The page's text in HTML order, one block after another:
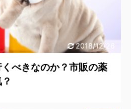
2018/12/26
べきなのか？市販の薬